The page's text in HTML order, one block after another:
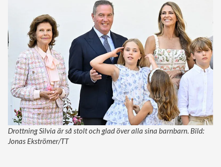
Drottning Silvia är så stolt och glad över alla sina barnbarn. Bild:
Jonas Ekströmer/TT